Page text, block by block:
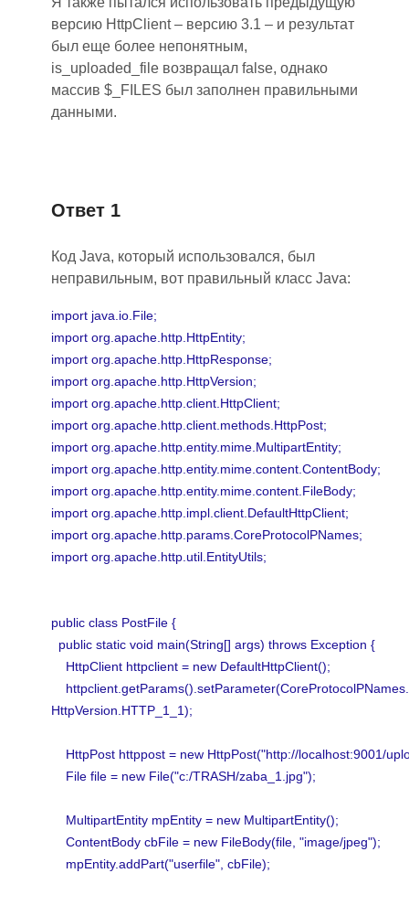
версию HttpClient – версию 3.1 – и результат
был еще более непонятным,
is_uploaded_file возвращал false, однако
массив $_FILES был заполнен правильными
данными.
Ответ 1
Код Java, который использовался, был
неправильным, вот правильный класс Java:
import java.io.File;
import org.apache.http.HttpEntity;
import org.apache.http.HttpResponse;
import org.apache.http.HttpVersion;
import org.apache.http.client.HttpClient;
import org.apache.http.client.methods.HttpPost;
import org.apache.http.entity.mime.MultipartEntity;
import org.apache.http.entity.mime.content.ContentBody;
import org.apache.http.entity.mime.content.FileBody;
import org.apache.http.impl.client.DefaultHttpClient;
import org.apache.http.params.CoreProtocolPNames;
import org.apache.http.util.EntityUtils;
public class PostFile {
public static void main(String[] args) throws Exception {
HttpClient httpclient = new DefaultHttpClient();
HttpVersion.HTTP_1_1);
HttpPost httppost = new HttpPost("http://localhost:9001/
File file = new File("c:/TRASH/zaba_1.jpg");
MultipartEntity mpEntity = new MultipartEntity();
ContentBody cbFile = new FileBody(file, "image/jpeg");
mpEntity.addPart("userfile", cbFile);